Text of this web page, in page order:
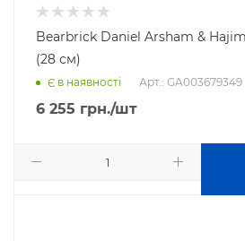
Bearbrick Daniel Arsham &
(28 см)
Є в наявності Арт.: GA003679349
6 255 грн./шт